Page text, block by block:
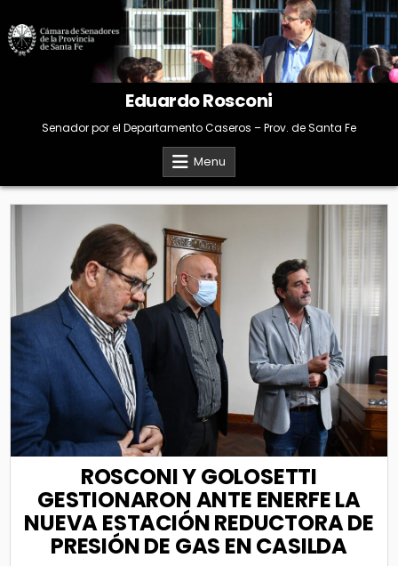
to
content
Eduardo Rosconi
Senador por el Departamento Caseros – Prov. de Santa Fe
Menu
ROSCONI Y GOLOSETTI
GESTIONARON ANTE ENERFE LA
NUEVA ESTACIÓN REDUCTORA DE
PRESIÓN DE GAS EN CASILDA